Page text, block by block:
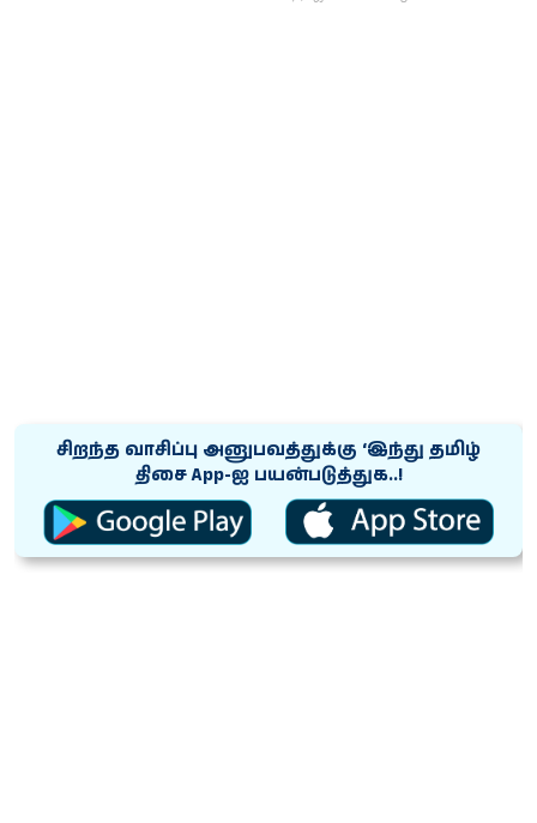
சிறந்த வாசிப்பு அனுபவத்துக்கு ‘இந்து தமிழ்
திசை App-ஐ பயன்படுத்துக..!